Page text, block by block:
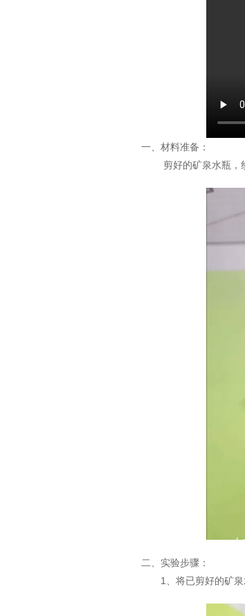
一、材料准备：
剪好的矿泉水瓶，纱
二、实验步骤：
1、将已剪好的矿泉